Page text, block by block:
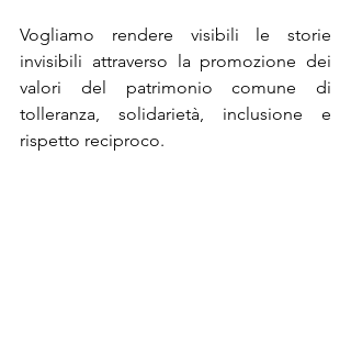
Vogliamo rendere visibili le storie
invisibili attraverso la promozione dei
valori del patrimonio comune di
tolleranza, solidarietà, inclusione e
rispetto reciproco.